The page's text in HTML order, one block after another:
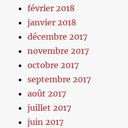
février 2018
janvier 2018
décembre 2017
novembre 2017
octobre 2017
septembre 2017
août 2017
juillet 2017
juin 2017